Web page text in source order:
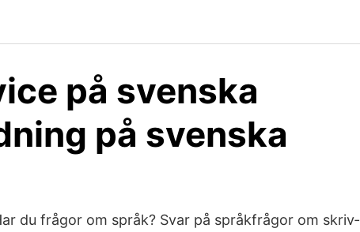
på svenska
på svenska
du frågor om språk? Svar på språk­frågor om skriv­